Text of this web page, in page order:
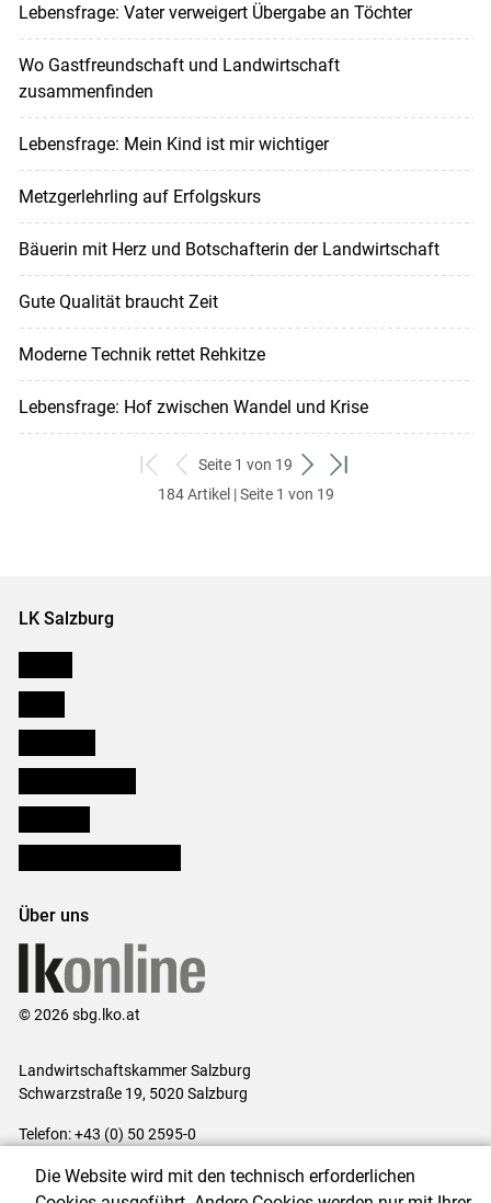
Lebensfrage: Vater verweigert Übergabe an Töchter
Wo Gastfreundschaft und Landwirtschaft
zusammenfinden
Lebensfrage: Mein Kind ist mir wichtiger
Metzgerlehrling auf Erfolgskurs
Bäuerin mit Herz und Botschafterin der Landwirtschaft
Gute Qualität braucht Zeit
Moderne Technik rettet Rehkitze
Lebensfrage: Hof zwischen Wandel und Krise
zum
ersten
zurück
zum
Seite 1 von 19
weiter
zum
zum
184 Artikel | Seite 1 von 19
LK Salzburg
Über uns
© 2026 sbg.lko.at
Landwirtschaftskammer Salzburg
Schwarzstraße 19, 5020 Salzburg
Telefon: +43 (0) 50 2595-0
Impressum|Kontakt|Datenschutzerklärung|Barrierefreiheit|
Die Website wird mit den technisch erforderlichen